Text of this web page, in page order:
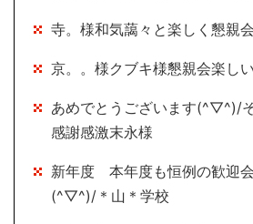
寺。様和気藹々と楽しく懇親
京。。様クブキ様懇親会楽し
あめでとうございます(^▽^)/
感謝感激末永様
新年度 本年度も恒例の歓迎
(^▽^)/＊山＊学校